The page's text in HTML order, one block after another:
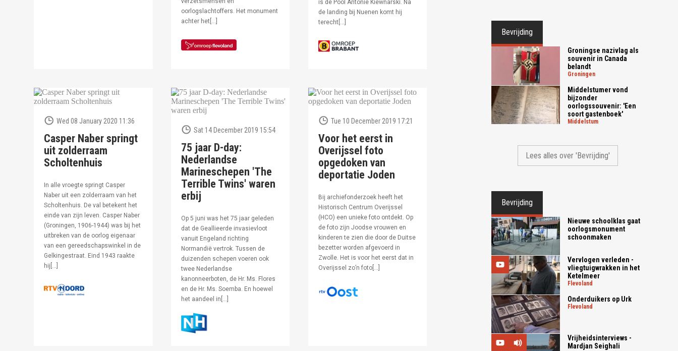
oorlogslachtoffers. Het monument
achter het[…]
is de Pool Antonie Kiewnarski. Na
de landing bij Nuenen komt hij
terecht[…]
Wed 08 January 2020 11:36
Casper Naber springt
uit zolderraam
Scholtenhuis
In alle vroegte springt Casper
Naber uit een zolderraam van het
Scholtenhuis. De val betekent het
einde van zijn leven. Casper Naber
(Groningen, 1906-1944) was bij het
uitbreken van de oorlog eigenaar
van een gereedschapswinkel in de
Gelkingestraat. Eind 1943 raakte
hij[…]
Sat 14 December 2019 15:54
75 jaar D-day:
Nederlandse
Marineschepen 'The
Terrible Twins' waren
erbij
Op 5 juni was het 75 jaar geleden
dat de Geallieerde invasievloot
vanuit Engeland richting
Normandië vertrok. Tussen de
duizenden schepen voeren ook
twee Nederlandse
kanonneerboten, de Hr. Ms. Flores
en de Hr. Ms. Soemba. En hoewel
het aandeel in[…]
Tue 10 December 2019 17:21
Voor het eerst in
Overijssel foto
opgedoken van
deportatie Joden
Bij archiefonderzoek heeft het
Historisch Centrum Overijssel
(HCO) een unieke foto ontdekt. Op
de foto zijn Joodse vrouwen en
kinderen te zien die door de Duitse
bezetter worden afgevoerd in
Zwolle. Het is voor het eerst dat in
Overijssel zo’n foto[…]
Bevrijding
Groningse nazivlag als
souvenir in Canada
belandt
groningen
Middelstumer vond
bijzonder
oorlogssouvenir: 'Een
soort gastenboek'
middelstum
Lees alles over 'Bevrijding'
Bevrijding
Nieuwe schoolklas gaat
oorlogsmonument
schoonmaken
Vervlogen verleden -
vliegtuigwrakken in het
Ketelmeer
flevoland
Onderduikers op Urk
flevoland
Vrijheidsinterviews -
Mardjan Seighali